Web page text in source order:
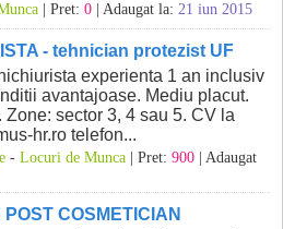
| Pret: 0 | Adaugat la: 21 iun 2015
- tehnician protezist UF
experienta 1 an inclusiv
avantajoase. Mediu placut.
Zone: sector 3, 4 sau 5. CV la
hr.ro telefon...
- Locuri de Munca | Pret: 900 | Adaugat
POST COSMETICIAN